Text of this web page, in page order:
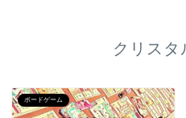
クリスタ
ボードゲーム